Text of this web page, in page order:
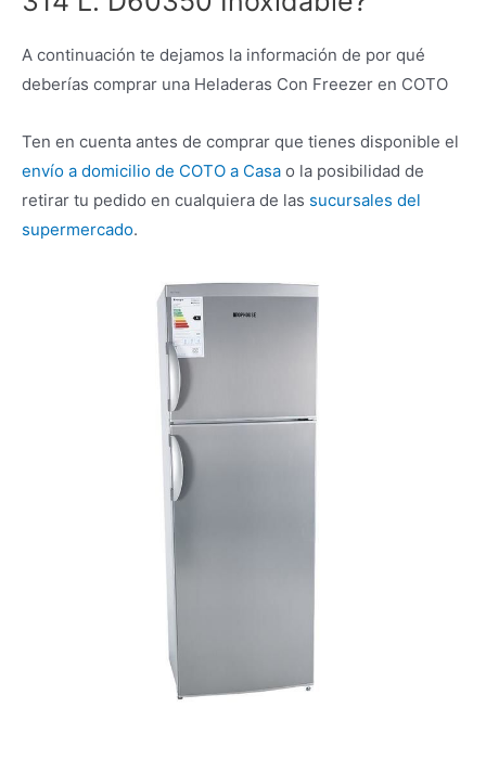
A continuación te dejamos la información de por qué
deberías comprar una Heladeras Con Freezer en COTO
Ten en cuenta antes de comprar que tienes disponible el
envío a domicilio de COTO a Casa o la posibilidad de
retirar tu pedido en cualquiera de las sucursales del
supermercado.